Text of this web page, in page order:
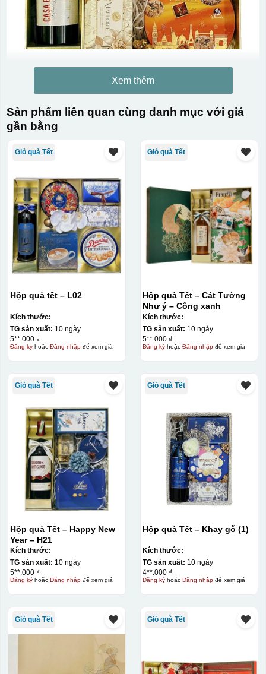
Xem thêm
Sản phẩm liên quan cùng danh mục với giá
gần bằng
Giỏ quà Tết
Hộp quà tết – L02
Kích thước:
TG sản xuất: 10 ngày
5**.000 ₫
Đăng kýhoặc Đăng nhậpđể xem giá
Giỏ quà Tết
Hộp quà Tết – Cát Tường
Như ý – Công xanh
Kích thước:
TG sản xuất: 10 ngày
5**.000 ₫
Đăng kýhoặc Đăng nhậpđể xem giá
Giỏ quà Tết
Hộp quà Tết – Happy New
Year – H21
Kích thước:
TG sản xuất: 10 ngày
5**.000 ₫
Đăng kýhoặc Đăng nhậpđể xem giá
Giỏ quà Tết
Hộp quà Tết – Khay gỗ (1)
Kích thước:
TG sản xuất: 10 ngày
4**.000 ₫
Đăng kýhoặc Đăng nhậpđể xem giá
Giỏ quà Tết Giỏ quà Tết